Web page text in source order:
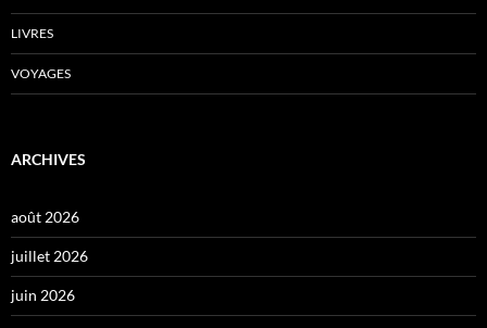
LIVRES
VOYAGES
ARCHIVES
août 2026
juillet 2026
juin 2026